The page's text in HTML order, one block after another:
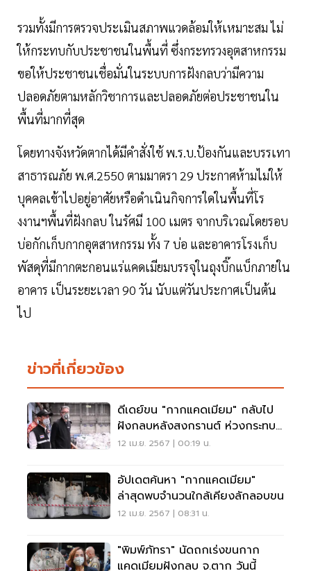
รวมทั้งมีการตรวจประเมินสภาพแวดล้อมให้เหมาะสม ไม่
ให้กระทบกับประชาชนในพื้นที่ ซึ่งกระทรวงอุตสาหกรรม
ขอให้ประชาชนเชื่อมั่นในระบบการฝังกลบว่ามีความ
ปลอดภัยตามหลักวิชาการและปลอดภัยต่อประชาชนใน
พื้นที่มากที่สุด
โดยทางจังหวัดตากได้มีคำสั่งใช้ พ.ร.บ.ป้องกันและบรรเทา
สาธารณภัย พ.ศ.2550 ตามมาตรา 29 ประกาศห้ามไม่ให้
บุคคลเข้าไปอยู่อาศัยหรือดำเนินกิจการใดในพื้นที่โร
งงานฯพื้นที่ฝังกลบ ในรัศมี 100 เมตร จากบริเวณโดยรอบ
บ่อกักเก็บกากอุตสาหกรรม ทั้ง 7 บ่อ และอาคารโรงเก็บ
พัสดุที่มีกากตะกอนแร่แคดเมียมบรรจุในถุงบิ๊กแบ็กภายใน
อาคาร เป็นระยะเวลา 90 วัน นับแต่วันประกาศเป็นต้น
ไป
ข่าวที่เกี่ยวข้อง
ดีเดย์ขน "กากแคดเมียม" กลับไป
ฝังกลบหลังสงกรานต์ ห่วงกระทบ
ประชาชนเดินทาง
12 เม.ย. 2567 | 00:19 น.
อัปเดตค้นหา "กากแคดเมียม"
ล่าสุดพบจำนวนใกล้เคียงลักลอบขน
12 เม.ย. 2567 | 08:31 น.
"พิมพ์ภัทรา" นัดถกเร่งขนกาก
แคดเมียมฝังกลบ จ.ตาก วันนี้